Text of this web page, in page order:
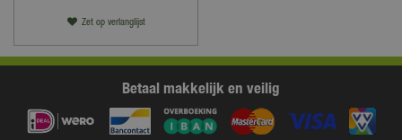
Zet op verlanglijst
Betaal makkelijk en veilig